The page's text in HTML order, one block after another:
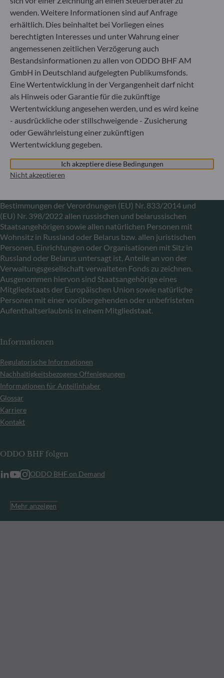
ODDO BHF Asset Management LUX
6, rue Gabriel Lippmann
L-5365 Munsbach
Luxemburg
+352 45 76 76 245
Von der Luxemburger Commission de Surveillance du
Secteur Financier (CSSF) zugelassene
Fondsverwaltungsgesellschaft, Handelsregisternummer: B
29891
In Übereinstimmung mit den von der Europäischen Union
Bestimmungen der Verordnungen (EU) Nr. 833/2014 und
(EU) Nr. 398/2022 allen russischen und belarussischen
Staatsangehörigen sowie allen natürlichen Personen mit
Wohnsitz in Russland oder Belarus bzw. allen juristischen
Personen, Einrichtungen oder Organisationen mit Sitz in
Russland oder Belarus untersagt ist, Anteile an von der
Verwaltungsgesellschaft verwalteten Fonds zu zeichnen.
Ausgenommen hiervon sind Staatsangehörige eines
Mitgliedstaats der Europäischen Union sowie natürliche
Personen mit einer vorübergehenden oder unbefristeten
Aufenthaltserlaubnis in einem Mitgliedstaat.
Informationen
Regulatorische Informationen
Nachhaltigkeitsbezogene Offenlegungen
Informationen für Anteilinhaber
Glossar
Karriere
Kontakt
ODDO BHF folgen
ODDO BHF on Demand
Mehr anzeigen
wenden. Weitere Informationen sind auf Anfrage
erhältlich. Dies beinhaltet bei Vorliegen eines
berechtigten Interesses und unter Wahrung einer
angemessenen zeitlichen Verzögerung auch
Bestandsinformationen zu allen von ODDO BHF AM
GmbH in Deutschland aufgelegten Publikumsfonds.
Eine Wertentwicklung in der Vergangenheit darf nicht
als Hinweis oder Garantie für die zukünftige
Wertentwicklung angesehen werden, und es wird keine
- ausdrückliche oder stillschweigende - Zusicherung
oder Gewährleistung einer zukünftigen
Wertentwicklung gegeben.
Ich akzeptiere diese Bedingungen
Nicht akzeptieren